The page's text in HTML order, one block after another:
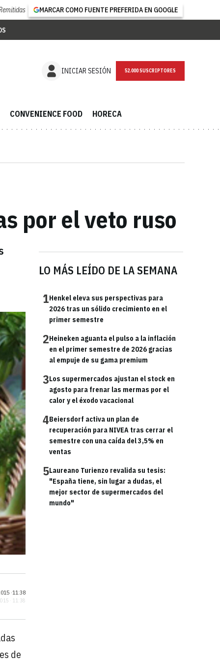
MARCAR COMO FUENTE PREFERIDA EN GOOGLE
INICIAR SESIÓN NEWSLETTER
CONVENIENCE FOOD HORECA
por el veto ruso
LO MÁS LEÍDO DE LA SEMANA
1Henkel eleva sus perspectivas para
2026 tras un sólido crecimiento en el
primer semestre
2Heineken aguanta el pulso a la inflación
en el primer semestre de 2026 gracias
al empuje de su gama premium
3Los supermercados ajustan el stock en
agosto para frenar las mermas por el
calor y el éxodo vacacional
4Beiersdorf activa un plan de
recuperación para NIVEA tras cerrar el
semestre con una caída del 3,5% en
ventas
5Laureano Turienzo revalida su tesis:
"España tiene, sin lugar a dudas, el
mejor sector de supermercados del
mundo"
·11:38
· 11:38
de